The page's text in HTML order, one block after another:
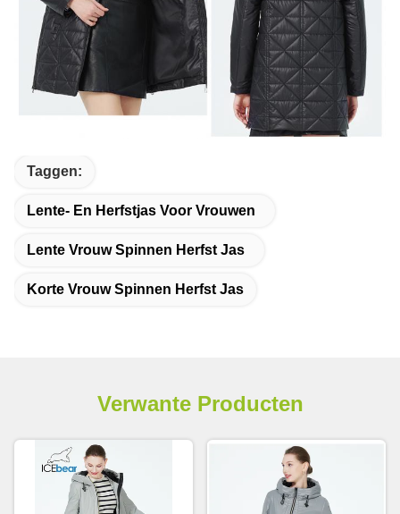
Taggen:
Lente- En Herfstjas Voor Vrouwen
Lente Vrouw Spinnen Herfst Jas
Korte Vrouw Spinnen Herfst Jas
Verwante Producten